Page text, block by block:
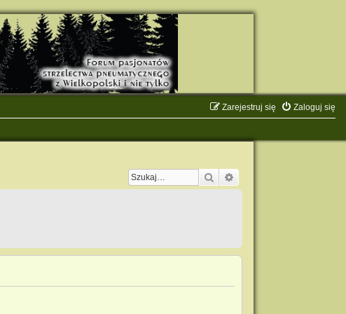
Zaloguj się
Zarejestruj się
Szukaj